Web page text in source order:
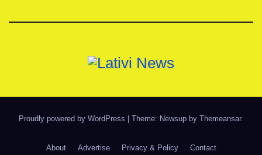
Proudly powered by WordPress | Theme: Newsup by Themeansar.
About Advertise Privacy & Policy Contact